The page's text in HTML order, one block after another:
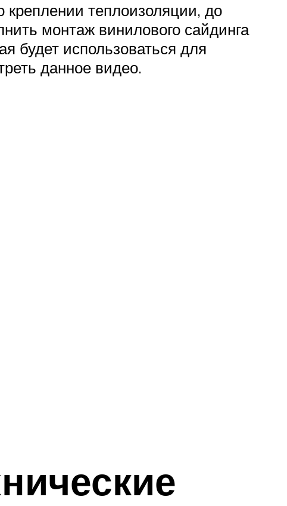
креплении теплоизоляции, до
монтаж винилового сайдинга
будет использоваться для
данное видео.